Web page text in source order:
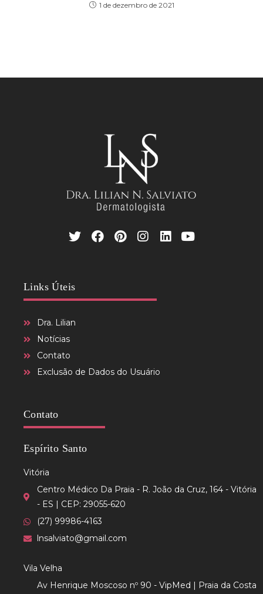
1 de dezembro de 2021
Links Úteis
Dra. Lilian
Notícias
Contato
Exclusão de Dados do Usuário
Contato
Espírito Santo
Vitória
Centro Médico Da Praia - R. João da Cruz, 164 - Vitória
- ES | CEP: 29055-620
(27) 99986-4163
lnsalviato@gmail.com
Vila Velha
Av Henrique Moscoso nº 90 - VipMed | Praia da Costa